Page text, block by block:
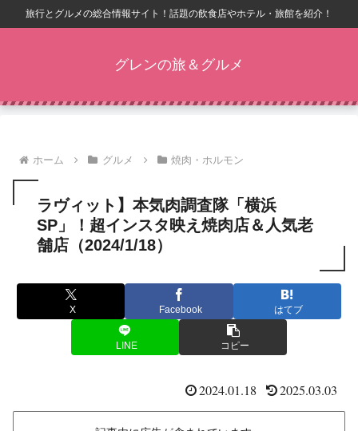
旅行とグルメの総合情報サイト！話題の飲食店やホテル・旅館を紹介！
グレンの旅＆グルメ
ホーム グルメ 焼肉・ホルモン
ラヴィット】本気肉調査隊「横浜
SP」！超インスタ映え焼肉店＆人気老
舗店（2024/1/18）
X Facebook はてブ
LINE コピー
2024.01.18 2025.03.03